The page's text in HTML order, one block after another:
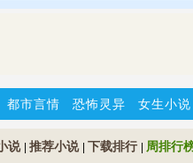
都市言情 恐怖灵异 女生小说
说 推荐小说 下载排行 周排行